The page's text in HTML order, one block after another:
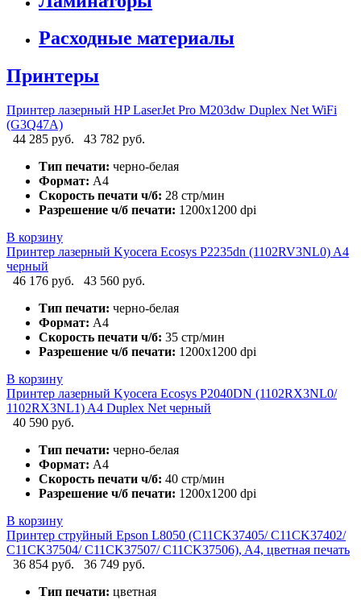
Расходные материалы
Принтеры
Принтер лазерный HP LaserJet Pro M203dw Duplex Net WiFi
(G3Q47A)
44 285 руб.
43 782 руб.
Тип печати: черно-белая
Формат: А4
Скорость печати ч/б: 28 стр/мин
Разрешение ч/б печати: 1200x1200 dpi
В корзину
Принтер лазерный Kyocera Ecosys P2235dn (1102RV3NL0) A4
черный
46 176 руб.
43 560 руб.
Тип печати: черно-белая
Формат: А4
Скорость печати ч/б: 35 стр/мин
Разрешение ч/б печати: 1200x1200 dpi
В корзину
Принтер лазерный Kyocera Ecosys P2040DN (1102RX3NL0/
1102RX3NL1) A4 Duplex Net черный
40 590 руб.
Тип печати: черно-белая
Формат: А4
Скорость печати ч/б: 40 стр/мин
Разрешение ч/б печати: 1200x1200 dpi
В корзину
Принтер струйный Epson L8050 (C11CK37405/ C11CK37402/
C11CK37504/ C11CK37507/ C11CK37506), A4, цветная печать
36 854 руб.
36 749 руб.
Тип печати: цветная